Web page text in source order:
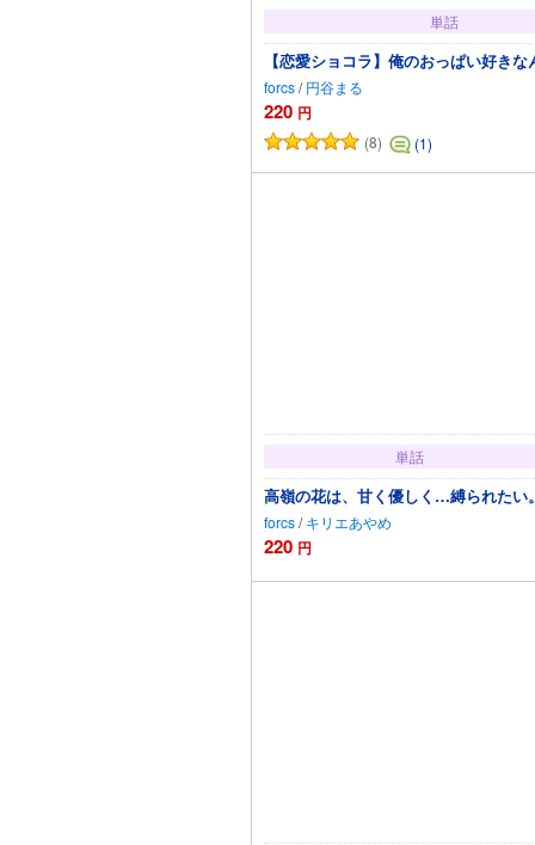
単話
【恋愛ショコラ】俺のおっぱい好き
forcs/ 円谷まる
220 円
(8) (1)
カートに追加
単話
高嶺の花は、甘く優しく…縛られたい
forcs/ キリエあやめ
220 円